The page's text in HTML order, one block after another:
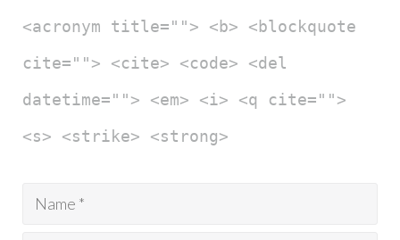
<acronym title=""> <b> <blockquote
cite=""> <cite> <code> <del
datetime=""> <em> <i> <q cite="">
<s> <strike> <strong>